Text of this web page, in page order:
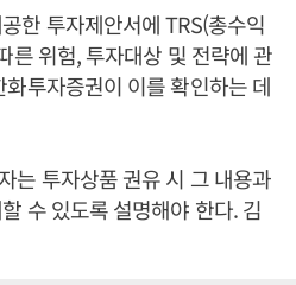
한 투자제안서에 TRS(총수익
른 위험, 투자대상 및 전략에 관
투자증권이 이를 확인하는 데
는 투자상품 권유 시 그 내용과
수 있도록 설명해야 한다. 김